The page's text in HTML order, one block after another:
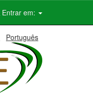
Entrar em:
Português